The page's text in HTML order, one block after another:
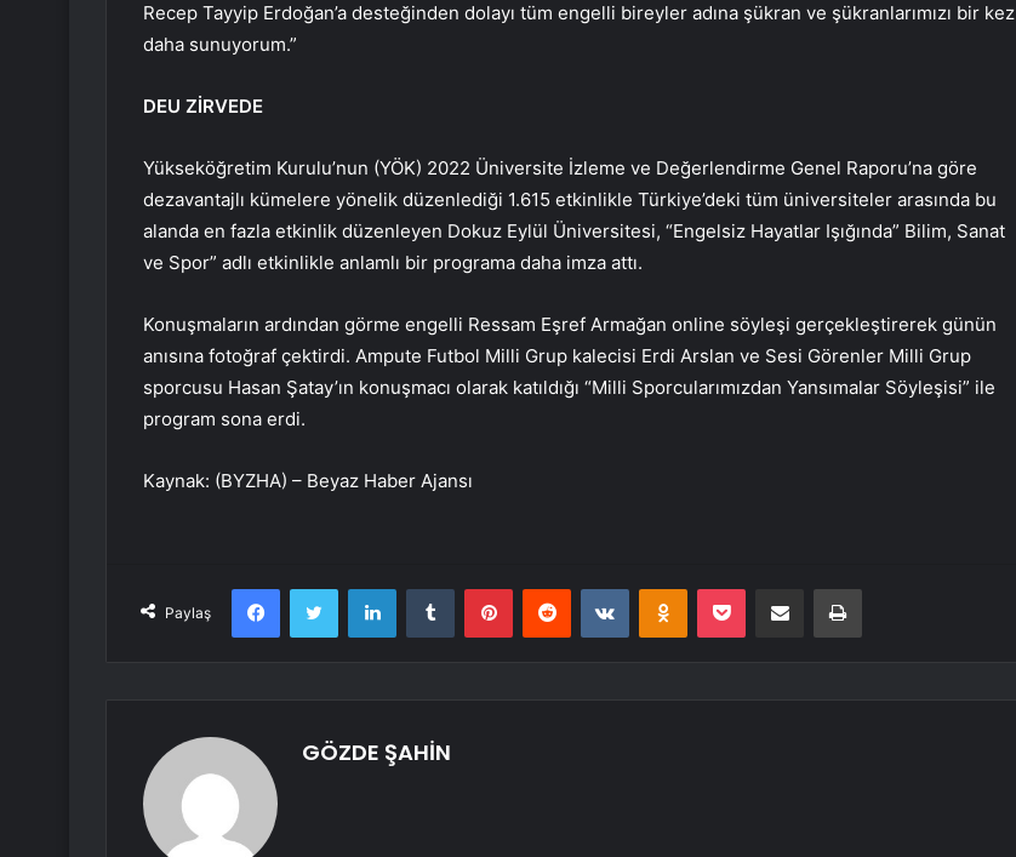
Recep Tayyip Erdoğan’a desteğinden dolayı tüm engelli bireyler adına şükran ve şükranlarımızı bir kez
daha sunuyorum.”
DEU ZİRVEDE
Yükseköğretim Kurulu’nun (YÖK) 2022 Üniversite İzleme ve Değerlendirme Genel Raporu’na göre
dezavantajlı kümelere yönelik düzenlediği 1.615 etkinlikle Türkiye’deki tüm üniversiteler arasında bu
alanda en fazla etkinlik düzenleyen Dokuz Eylül Üniversitesi, “Engelsiz Hayatlar Işığında” Bilim, Sanat
ve Spor” adlı etkinlikle anlamlı bir programa daha imza attı.
Konuşmaların ardından görme engelli Ressam Eşref Armağan online söyleşi gerçekleştirerek günün
anısına fotoğraf çektirdi. Ampute Futbol Milli Grup kalecisi Erdi Arslan ve Sesi Görenler Milli Grup
sporcusu Hasan Şatay’ın konuşmacı olarak katıldığı “Milli Sporcularımızdan Yansımalar Söyleşisi” ile
program sona erdi.
Kaynak: (BYZHA) – Beyaz Haber Ajansı
Paylaş
FacebookTwitter LinkedInTumblr PinterestReddit VKontakteOdnoklassniki
Pocket E-Posta ile paylaş Yazdır
GÖZDE ŞAHİN